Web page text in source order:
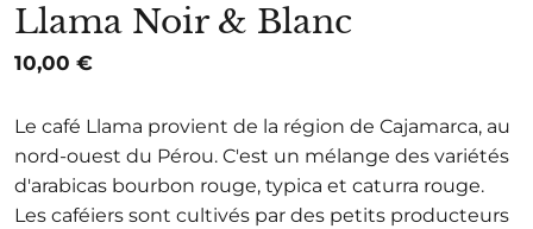
Llama Noir & Blanc
10,00 €
Le café Llama provient de la région de Cajamarca, au
nord-ouest du Pérou. C'est un mélange des variétés
d'arabicas bourbon rouge, typica et caturra rouge.
Les caféiers sont cultivés par des petits producteurs